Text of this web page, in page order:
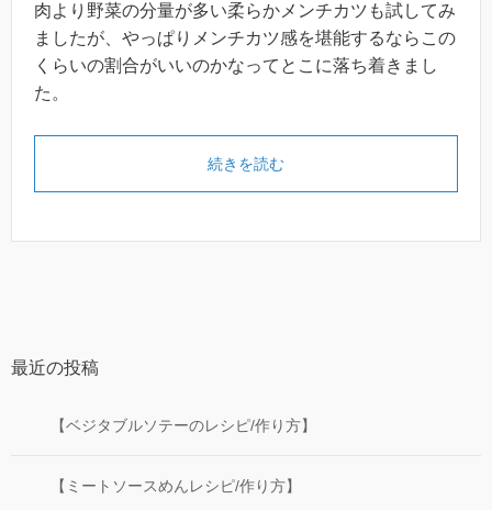
肉より野菜の分量が多い柔らかメンチカツも試してみ
ましたが、やっぱりメンチカツ感を堪能するならこの
くらいの割合がいいのかなってとこに落ち着きまし
た。
続きを読む
最近の投稿
【ベジタブルソテーのレシピ/作り方】
【ミートソースめんレシピ/作り方】